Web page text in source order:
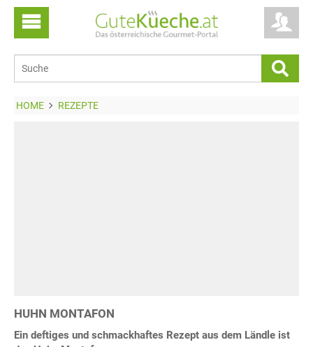
HOME REZEPTE
HUHN MONTAFON
Ein deftiges und schmackhaftes Rezept aus dem Ländle ist